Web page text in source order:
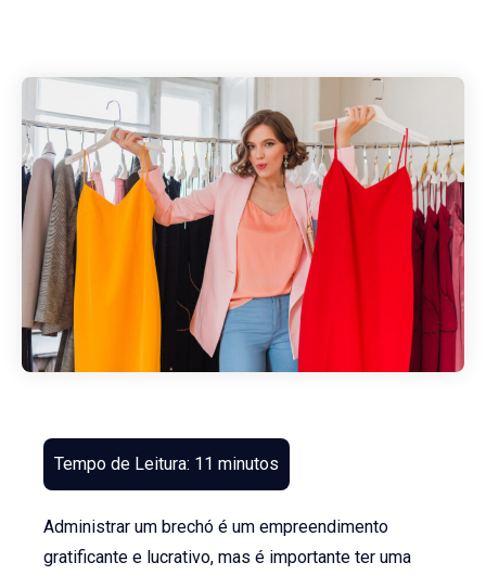
Administrar um brechó é um empreendimento
gratificante e lucrativo, mas é importante ter uma